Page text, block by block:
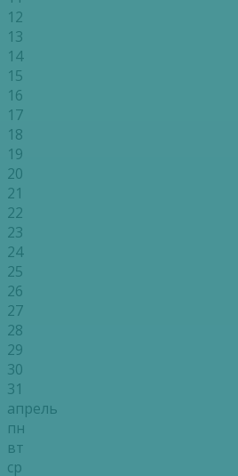
12
13
14
15
16
17
18
19
20
21
22
23
24
25
26
27
28
29
30
31
апрель
пн
вт
ср